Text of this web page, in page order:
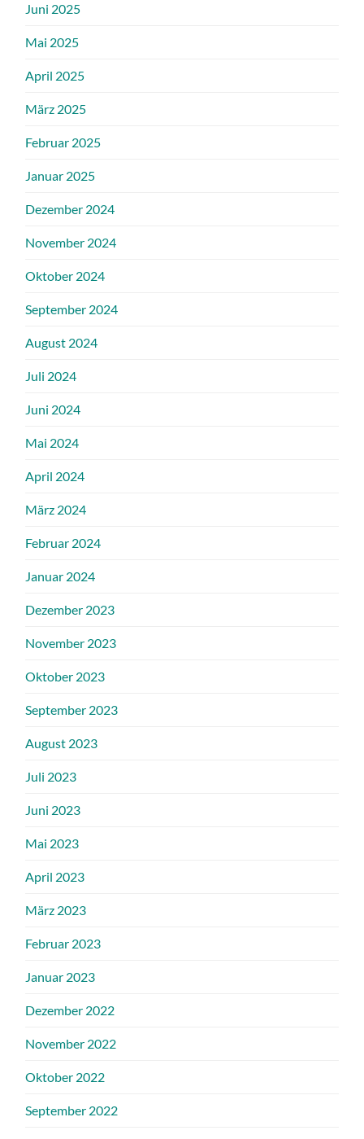
Juni 2025
Mai 2025
April 2025
März 2025
Februar 2025
Januar 2025
Dezember 2024
November 2024
Oktober 2024
September 2024
August 2024
Juli 2024
Juni 2024
Mai 2024
April 2024
März 2024
Februar 2024
Januar 2024
Dezember 2023
November 2023
Oktober 2023
September 2023
August 2023
Juli 2023
Juni 2023
Mai 2023
April 2023
März 2023
Februar 2023
Januar 2023
Dezember 2022
November 2022
Oktober 2022
September 2022